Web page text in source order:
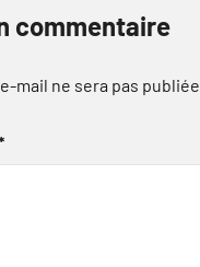
commentaire
mail ne sera pas publiée.